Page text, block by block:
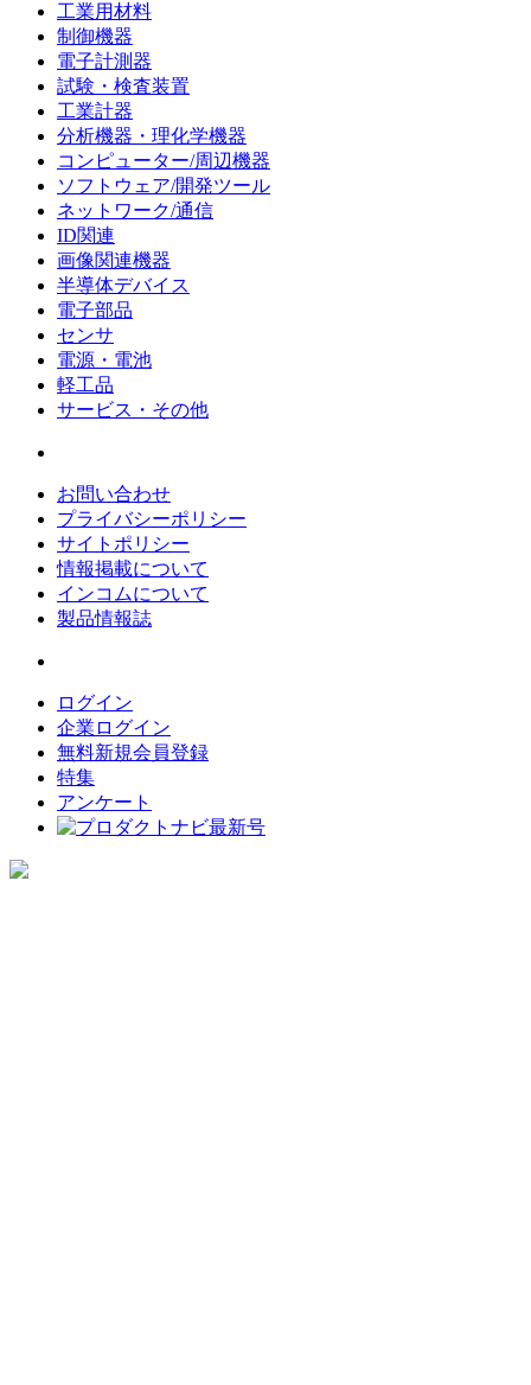
工業用材料
制御機器
電子計測器
試験・検査装置
工業計器
分析機器・理化学機器
コンピューター/周辺機器
ソフトウェア/開発ツール
ネットワーク/通信
ID関連
画像関連機器
半導体デバイス
電子部品
センサ
電源・電池
軽工品
サービス・その他
お問い合わせ
プライバシーポリシー
サイトポリシー
情報掲載について
インコムについて
製品情報誌
ログイン
企業ログイン
無料新規会員登録
特集
アンケート